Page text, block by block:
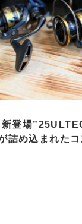
新登場
詰め込まれた